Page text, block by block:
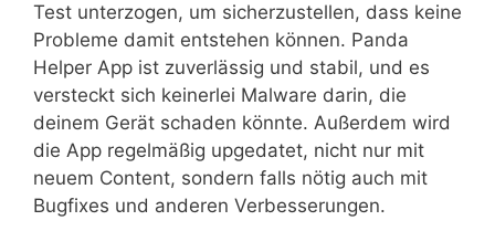
Test unterzogen, um sicherzustellen, dass keine
Probleme damit entstehen können. Panda
Helper App ist zuverlässig und stabil, und es
versteckt sich keinerlei Malware darin, die
deinem Gerät schaden könnte. Außerdem wird
die App regelmäßig upgedatet, nicht nur mit
neuem Content, sondern falls nötig auch mit
Bugfixes und anderen Verbesserungen.